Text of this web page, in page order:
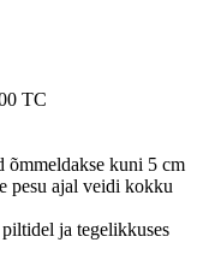
TC
õmmeldakse kuni 5 cm
pesu ajal veidi kokku
ja tegelikkuses